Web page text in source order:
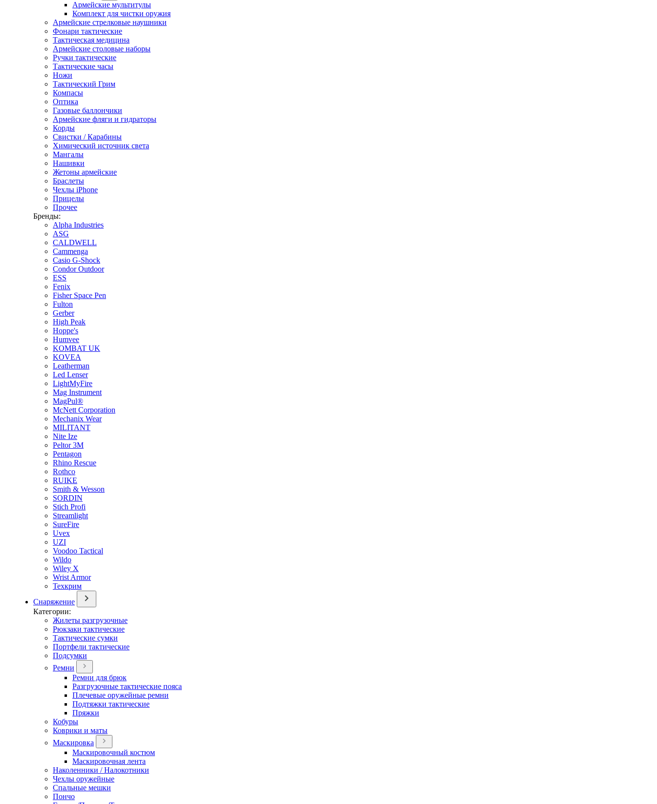
Армейские мультитулы
Комплект для чистки оружия
Армейские стрелковые наушники
Фонари тактические
Тактическая медицина
Армейские столовые наборы
Ручки тактические
Тактические часы
Ножи
Тактический Грим
Компасы
Оптика
Газовые баллончики
Армейские фляги и гидраторы
Корды
Свистки / Карабины
Химический источник света
Мангалы
Нашивки
Жетоны армейские
Браслеты
Чехлы iPhone
Прицелы
Прочее
Бренды:
Alpha Industries
ASG
CALDWELL
Cammenga
Casio G-Shock
Condor Outdoor
ESS
Fenix
Fisher Space Pen
Fulton
Gerber
High Peak
Hoppe's
Humvee
KOMBAT UK
KOVEA
Leatherman
Led Lenser
LightMyFire
Mag Instrument
MagPul®
McNett Corporation
Mechanix Wear
MILITANT
Nite Ize
Peltor 3M
Pentagon
Rhino Rescue
Rothco
RUIKE
Smith & Wesson
SORDIN
Stich Profi
Streamlight
SureFire
Uvex
UZI
Voodoo Tactical
Wildo
Wiley X
Wrist Armor
Техкрим
Снаряжение
Категории:
Жилеты разгрузочные
Рюкзаки тактические
Тактические сумки
Портфели тактические
Подсумки
Ремни
Ремни для брюк
Разгрузочные тактические пояса
Плечевые оружейные ремни
Подтяжки тактические
Пряжки
Кобуры
Коврики и маты
Маскировка
Маскировочный костюм
Маскировочная лента
Наколенники / Налокотники
Чехлы оружейные
Спальные мешки
Пончо